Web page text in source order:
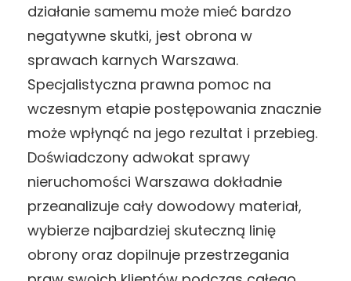
działanie samemu może mieć bardzo
negatywne skutki, jest obrona w
sprawach karnych Warszawa.
Specjalistyczna prawna pomoc na
wczesnym etapie postępowania znacznie
może wpłynąć na jego rezultat i przebieg.
Doświadczony adwokat sprawy
nieruchomości Warszawa dokładnie
przeanalizuje cały dowodowy materiał,
wybierze najbardziej skuteczną linię
obrony oraz dopilnuje przestrzegania